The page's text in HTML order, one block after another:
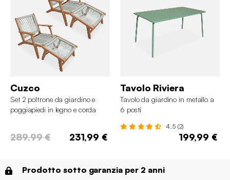
Cuzco
Set 2 poltrone da giardino e
poggiapiedi in legno e corda
289,99 € 231,99 €
Tavolo Riviera
Tavolo da giardino in metallo a
6 posti
4.5 (2)
199,99 €
Prodotto sotto garanzia per 2 anni